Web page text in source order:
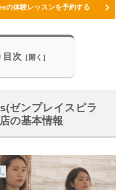
の体験レッスンを予約する
目次
ゼンプレイスピラ
の基本情報